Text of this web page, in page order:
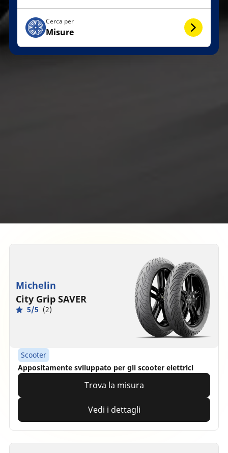
Cerca per
Misure
Michelin
City Grip SAVER
5/5 (2)
Scooter
Appositamente sviluppato per gli scooter elettrici
Trova la misura
Vedi i dettagli